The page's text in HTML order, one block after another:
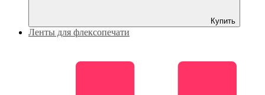
Купить
Ленты для флексопечати